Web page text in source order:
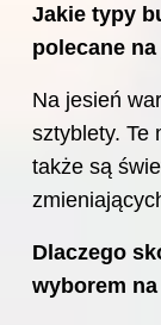
Jakie typy
polecane
Na jesień
sztyblety. Te
także są
Dlaczego
wyborem na